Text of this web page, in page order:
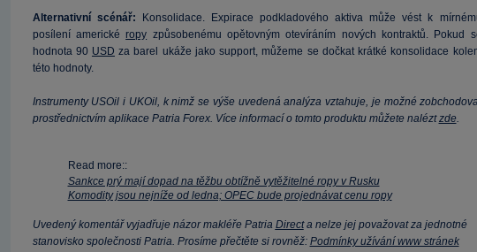
Alternativní scénář: Konsolidace. Expirace podkladového aktiva může vést k
posílení americkéropy způsobenému opětovným otevíráním nových kontraktů. Pokud
hodnota 90 USD za barel ukáže jako support, můžeme se dočkat krátké konsolidace
této hodnoty.
Instrumenty USOil i UKOil, k nimž se výše uvedená analýza vztahuje, je možné
prostřednictvím aplikace Patria Forex. Více informací o tomto produktu můžete naléztzde.
Read more::
Sankce prý mají dopad na těžbu obtížně vytěžitelné ropy v Rusku
Komodity jsou nejníže od ledna; OPEC bude projednávat cenu ropy
Uvedený komentář vyjadřuje názor makléře Patria Directa nelze jej považovat za jednotné
stanovisko společnosti Patria. Prosíme přečtěte si rovněž: Podmínky užívání www stránek